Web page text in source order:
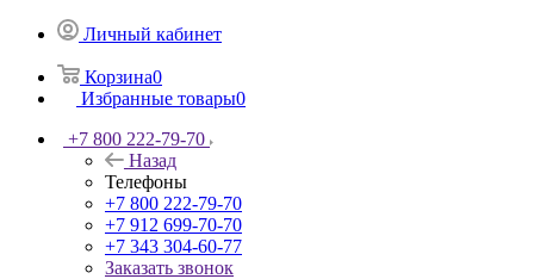
Личный кабинет
Корзина0
Избранные товары0
+7 800 222-79-70
Назад
Телефоны
+7 800 222-79-70
+7 912 699-70-70
+7 343 304-60-77
Заказать звонок